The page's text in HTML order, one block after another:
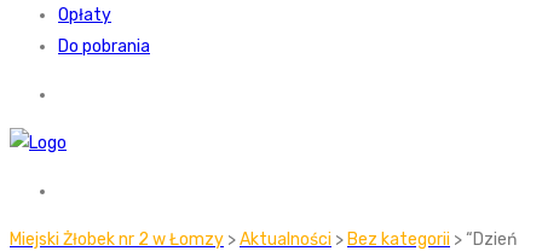
Opłaty
Do pobrania
Miejski Żłobek nr 2 w Łomzy >Aktualności > Bez kategorii > “Dzień